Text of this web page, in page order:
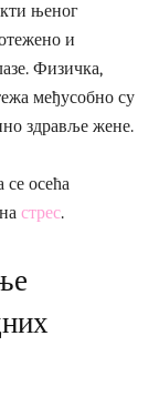
њеног
и
Физичка,
међусобно су
здравље жене.
осећа
стрес.